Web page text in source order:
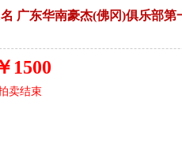
广东华南豪杰(佛冈)俱乐部第
1500
卖结束